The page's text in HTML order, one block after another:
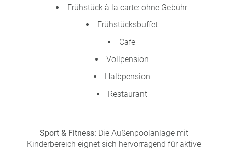
Frühstück à la carte: ohne Gebühr
Frühstücksbuffet
Cafe
Vollpension
Halbpension
Restaurant
Sport & Fitness: Die Außenpoolanlage mit
Kinderbereich eignet sich hervorragend für aktive